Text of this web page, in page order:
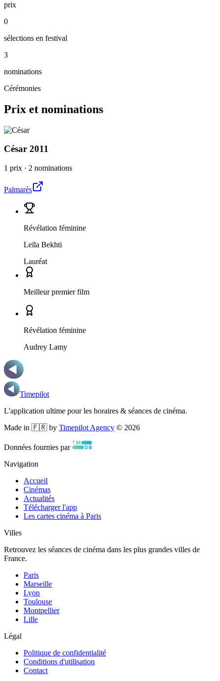
prix
0
sélections en festival
3
nominations
Cérémonies
Prix et nominations
César 2011
1 prix · 2 nominations
Palmarès
Révélation féminine
Leïla Bekhti
Lauréat
Meilleur premier film
Révélation féminine
Audrey Lamy
Timepilot
L'application ultime pour les horaires & séances de cinéma.
Made in 🇫🇷 by Timepilot Agency © 2026
Données fournies par
Navigation
Accueil
Cinémas
Actualités
Télécharger l'app
Les cartes cinéma à Paris
Villes
Retrouvez les séances de cinéma dans les plus grandes villes de
France.
Paris
Marseille
Lyon
Toulouse
Montpellier
Lille
Légal
Politique de confidentialité
Conditions d'utilisation
Contact